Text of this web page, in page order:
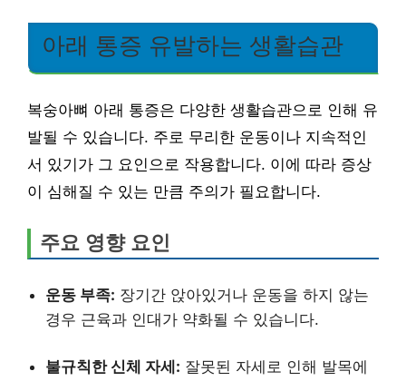
아래 통증 유발하는 생활습관
복숭아뼈 아래 통증은 다양한 생활습관으로 인해 유
발될 수 있습니다. 주로 무리한 운동이나 지속적인
서 있기가 그 요인으로 작용합니다. 이에 따라 증상
이 심해질 수 있는 만큼 주의가 필요합니다.
주요 영향 요인
운동 부족: 장기간 앉아있거나 운동을 하지 않는
경우 근육과 인대가 약화될 수 있습니다.
불규칙한 신체 자세: 잘못된 자세로 인해 발목에